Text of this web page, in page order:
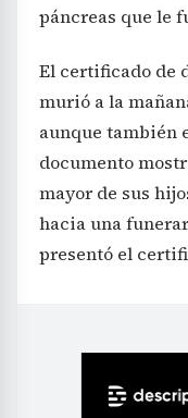
páncreas que le
El certificado de
murió a la
aunque también
documento
mayor de sus
hacia una
presentó el